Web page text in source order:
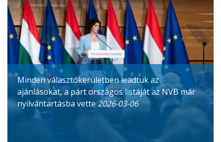
Minden választókerületben leadtuk az
ajánlásokat, a párt országos listáját az NVB már
nyilvántartásba vette 2026-03-06